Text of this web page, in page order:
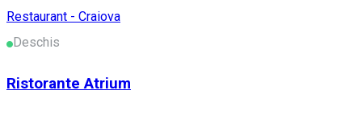
Restaurant - Craiova
Deschis
Ristorante Atrium